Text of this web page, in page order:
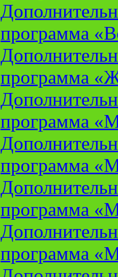
программа
программа
программа
программа
программа
программа